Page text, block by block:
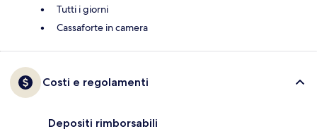
Tutti i giorni
Cassaforte in camera
Costi e regolamenti
Depositi rimborsabili